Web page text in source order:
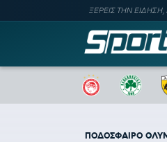
ΞΕΡΕΙΣ ΤΗΝ
ΠΟΔΟΣΦΑΙΡΟ